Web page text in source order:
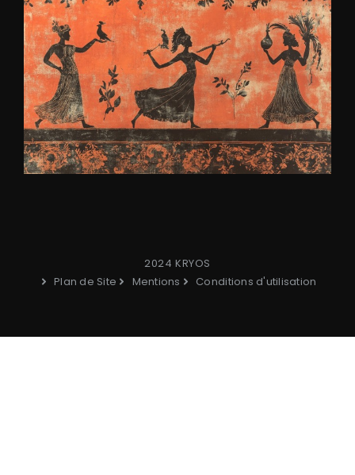
2024 KRYOS
Plan de Site
Mentions Conditions d'utilisation